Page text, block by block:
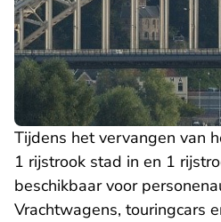
Tijdens het vervangen van
1 rijstrook stad in en 1
beschikbaar voor
Vrachtwagens, touringcars